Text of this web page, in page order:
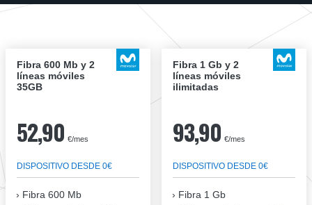
Fibra 600 Mb y 2
líneas móviles
35GB
52,90 €/mes
DISPOSITIVO DESDE 0€
Fibra 600 Mb
Fibra 1 Gb y 2
líneas móviles
ilimitadas
93,90 €/mes
DISPOSITIVO DESDE 0€
Fibra 1 Gb